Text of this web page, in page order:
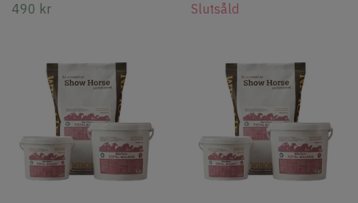
490 kr Slutsåld